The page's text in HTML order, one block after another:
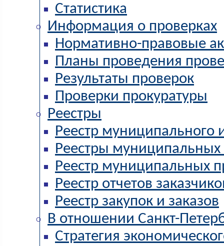
Статистика
Информация о проверках
Нормативно-правовые
Планы проведения
Результаты проверок
Проверки прокуратуры
Реестры
Реестр муниципального
Реестры муниципальных
Реестр муниципальных
Реестр отчетов
Реестр закупок и заказов
В отношении Санкт-
Стратегия